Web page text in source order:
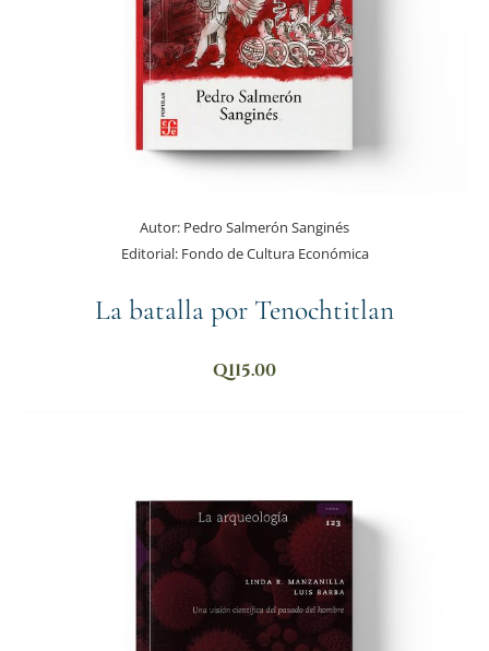
Autor: Pedro Salmerón Sanginés
Editorial:Fondo de Cultura Económica
La batalla por Tenochtitlan
Q115.00